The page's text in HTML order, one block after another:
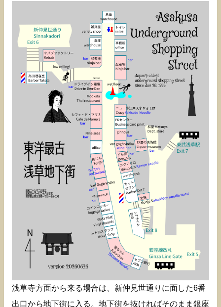
浅草寺方面から来る場合は、新仲見世通りに面した6番
出口から地下街に入る。地下街を抜ければそのまま銀座